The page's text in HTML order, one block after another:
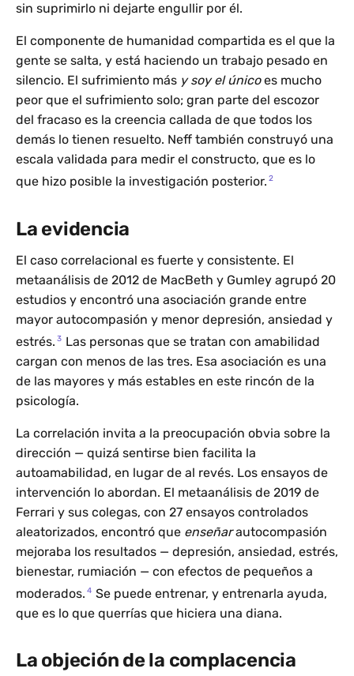
sin suprimirlo ni dejarte engullir por él.
El componente de humanidad compartida es el que la
gente se salta, y está haciendo un trabajo pesado en
silencio. El sufrimiento más y soy el únicoes mucho
peor que el sufrimiento solo; gran parte del escozor
del fracaso es la creencia callada de que todos los
demás lo tienen resuelto. Neff también construyó una
escala validada para medir el constructo, que es lo
que hizo posible la investigación posterior. 2
La evidencia
El caso correlacional es fuerte y consistente. El
metaanálisis de 2012 de MacBeth y Gumley agrupó 20
estudios y encontró una asociación grande entre
mayor autocompasión y menor depresión, ansiedad y
estrés. 3 Las personas que se tratan con amabilidad
cargan con menos de las tres. Esa asociación es una
de las mayores y más estables en este rincón de la
psicología.
La correlación invita a la preocupación obvia sobre la
dirección — quizá sentirse bien facilita la
autoamabilidad, en lugar de al revés. Los ensayos de
intervención lo abordan. El metaanálisis de 2019 de
Ferrari y sus colegas, con 27 ensayos controlados
aleatorizados, encontró que enseñarautocompasión
mejoraba los resultados — depresión, ansiedad, estrés,
bienestar, rumiación — con efectos de pequeños a
moderados. 4 Se puede entrenar, y entrenarla ayuda,
que es lo que querrías que hiciera una diana.
La objeción de la complacencia